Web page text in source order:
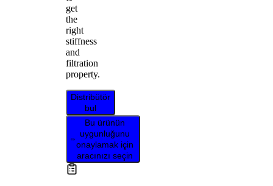
get
the
right
stiffness
and
filtration
property.
Distribütör
bul
Bu ürünün
uygunluğunu
onaylamak için
aracınızı seçin